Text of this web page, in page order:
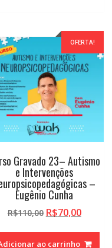
OFERTA!
Gravado 23– Autismo
e Intervenções
–
Eugênio Cunha
R$110,00 O
original
R$70,00O
atual
ao carrinho